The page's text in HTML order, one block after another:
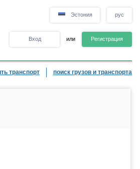
Эстония рус
Вход или Регистрация
транспорт поиск грузов и транспорта